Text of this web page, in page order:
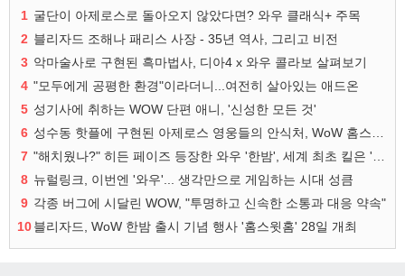
1 굴단이 아제로스로 돌아오지 않았다면? 와우 클래식+ 주목
2 블리자드 조해나 패리스 사장 - 35년 역사, 그리고 비전
3 악마술사로 구현된 흑마법사, 디아4 x 와우 콜라보 살펴보기
4 "모두에게 공평한 환경"이라더니...여전히 살아있는 애드온
5 성기사에 취하는 WOW 단편 애니, '신성한 모든 것'
6
7
8 뉴럴링크, 이번엔 '와우'... 생각만으로 게임하는 시대 성큼
9 각종 버그에 시달린 WOW, "투명하고 신속한 소통과 대응 약속"
10블리자드, WoW 한밤 출시 기념 행사 '홈스윗홈' 28일 개최